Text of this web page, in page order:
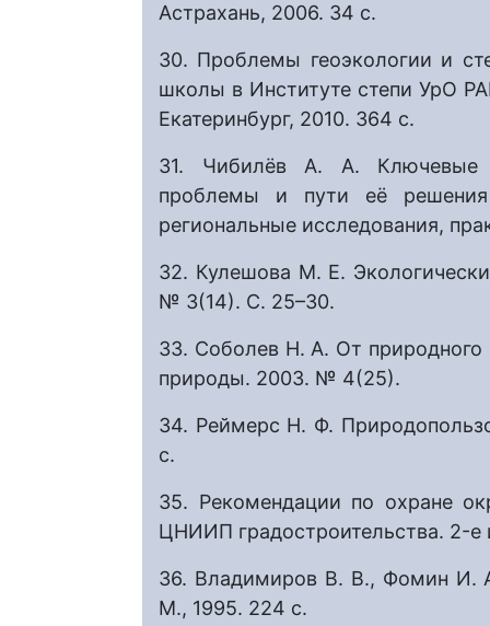
Астрахань, 2006. 34 с.
30. Проблемы геоэкологии и
школы в Институте степи УрО
Екатеринбург, 2010. 364 с.
31. Чибилёв А. А. Ключевые
проблемы и пути её
региональные исследования,
32. Кулешова М. Е.
№ 3(14). С. 25–30.
33. Соболев Н. А. От природного
природы. 2003. № 4(25).
34. Реймерс Н. Ф.
с.
35. Рекомендации по охране
ЦНИИП градостроительства. 2-e
36. Владимиров В. В., Фомин И.
М., 1995. 224 с.